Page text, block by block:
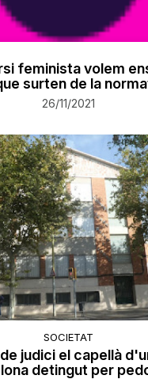
feminista volem
surten de la
26/11/2021
SOCIETAT
judici el capellà
detingut per